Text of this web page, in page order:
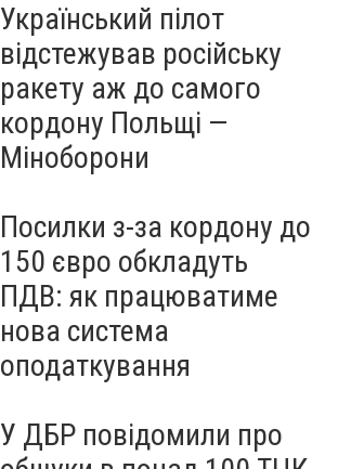
Український пілот
відстежував російську
ракету аж до самого
кордону Польщі —
Міноборони
Посилки з-за кордону до
150 євро обкладуть
ПДВ: як працюватиме
нова система
оподаткування
У ДБР повідомили про